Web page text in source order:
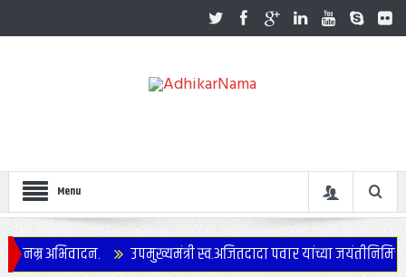
Menu
उपमुख्यमंत्री स्व.अजितदादा पवार यांच्या जयंतीनिमित्त